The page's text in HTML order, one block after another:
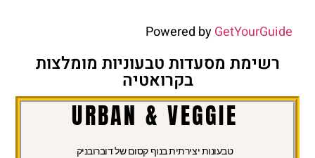
Powered byGetYourGuide
רשימת מסעדות טבעוניות מומלצות
בקרואטיה
URBAN & VEGGIE
טבעונות יצירתית בנוף קסום של דוברובניק